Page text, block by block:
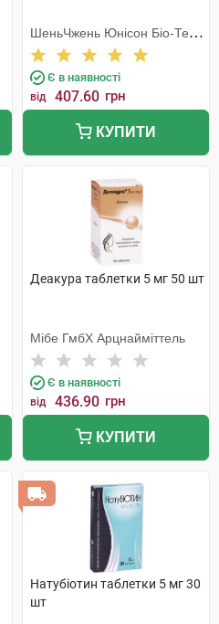
ШеньЧжень Юнісон Біо-Тек
Ко. Лтд
Є в наявності
від 407.60 грн
КУПИТИ
Деакура таблетки 5 мг 50 шт
Мібе ГмбХ Арцнайміттель
Є в наявності
від 436.90 грн
КУПИТИ
Натубіотин таблетки 5 мг 30
шт